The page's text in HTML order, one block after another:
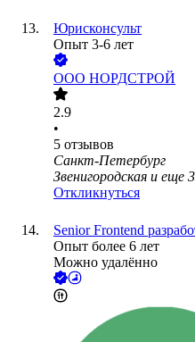
Юрисконсульт
Опыт 3-6 лет
ООО НОРДСТРОЙ
2.9
•
5 отзывов
Санкт-Петербург
Звенигородская и еще 3
Откликнуться
Senior Frontend
Опыт более 6 лет
Можно удалённо